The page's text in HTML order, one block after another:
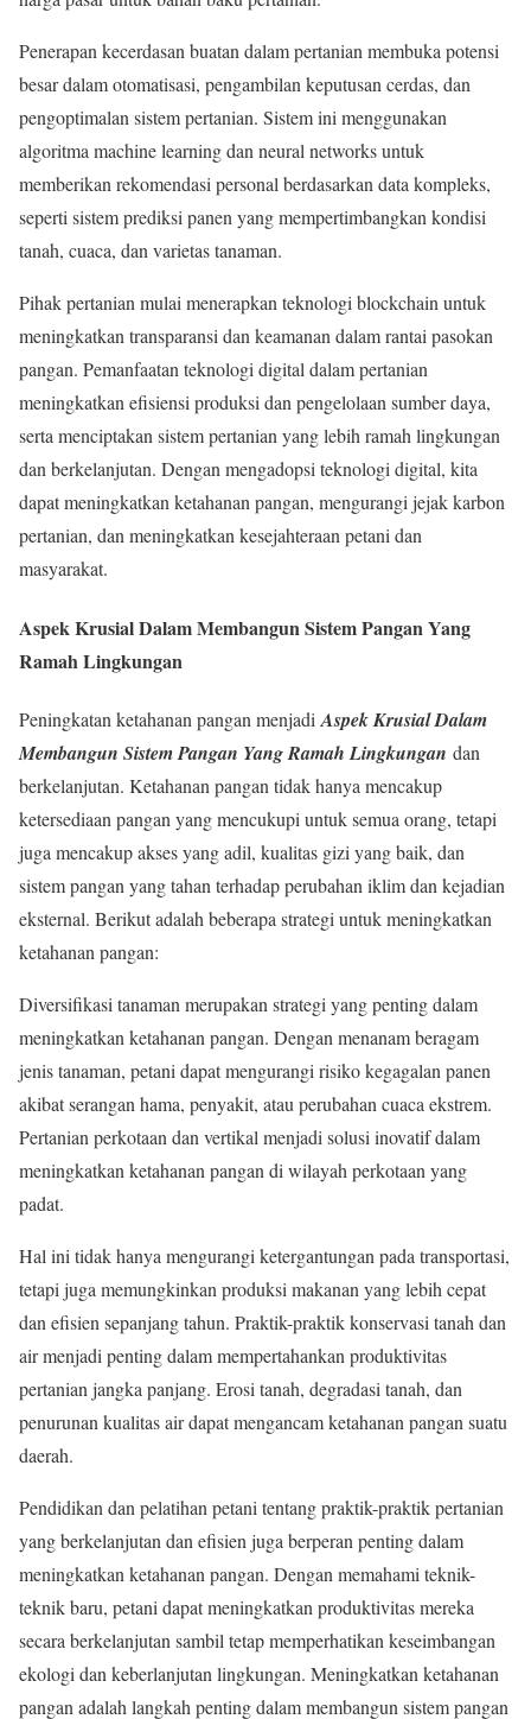
Penerapan kecerdasan buatan dalam pertanian membuka potensi
besar dalam otomatisasi, pengambilan keputusan cerdas, dan
pengoptimalan sistem pertanian. Sistem ini menggunakan
algoritma machine learning dan neural networks untuk
memberikan rekomendasi personal berdasarkan data kompleks,
seperti sistem prediksi panen yang mempertimbangkan kondisi
tanah, cuaca, dan varietas tanaman.
Pihak pertanian mulai menerapkan teknologi blockchain untuk
meningkatkan transparansi dan keamanan dalam rantai pasokan
pangan. Pemanfaatan teknologi digital dalam pertanian
meningkatkan efisiensi produksi dan pengelolaan sumber daya,
serta menciptakan sistem pertanian yang lebih ramah lingkungan
dan berkelanjutan. Dengan mengadopsi teknologi digital, kita
dapat meningkatkan ketahanan pangan, mengurangi jejak karbon
pertanian, dan meningkatkan kesejahteraan petani dan
masyarakat.
Aspek Krusial Dalam Membangun Sistem Pangan Yang
Ramah Lingkungan
Peningkatan ketahanan pangan menjadi Aspek Krusial Dalam
Membangun Sistem Pangan Yang Ramah Lingkungan dan
berkelanjutan. Ketahanan pangan tidak hanya mencakup
ketersediaan pangan yang mencukupi untuk semua orang, tetapi
juga mencakup akses yang adil, kualitas gizi yang baik, dan
sistem pangan yang tahan terhadap perubahan iklim dan kejadian
eksternal. Berikut adalah beberapa strategi untuk meningkatkan
ketahanan pangan:
Diversifikasi tanaman merupakan strategi yang penting dalam
meningkatkan ketahanan pangan. Dengan menanam beragam
jenis tanaman, petani dapat mengurangi risiko kegagalan panen
akibat serangan hama, penyakit, atau perubahan cuaca ekstrem.
Pertanian perkotaan dan vertikal menjadi solusi inovatif dalam
meningkatkan ketahanan pangan di wilayah perkotaan yang
padat.
Hal ini tidak hanya mengurangi ketergantungan pada transportasi,
tetapi juga memungkinkan produksi makanan yang lebih cepat
dan efisien sepanjang tahun. Praktik-praktik konservasi tanah dan
air menjadi penting dalam mempertahankan produktivitas
pertanian jangka panjang. Erosi tanah, degradasi tanah, dan
penurunan kualitas air dapat mengancam ketahanan pangan suatu
daerah.
Pendidikan dan pelatihan petani tentang praktik-praktik pertanian
yang berkelanjutan dan efisien juga berperan penting dalam
meningkatkan ketahanan pangan. Dengan memahami teknik-
teknik baru, petani dapat meningkatkan produktivitas mereka
secara berkelanjutan sambil tetap memperhatikan keseimbangan
ekologi dan keberlanjutan lingkungan. Meningkatkan ketahanan
pangan adalah langkah penting dalam membangun sistem pangan